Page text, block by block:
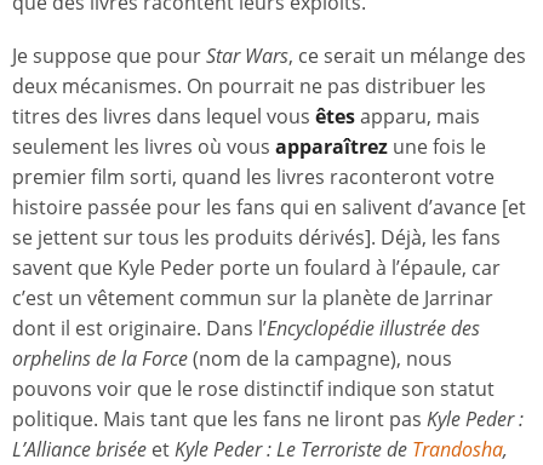
Je suppose que pourStar Wars, ce serait un mélange des
deux mécanismes. On pourrait ne pas distribuer les
titres des livres dans lequel vous êtesapparu, mais
seulement les livres où vous apparaîtrez une fois le
premier film sorti, quand les livres raconteront votre
histoire passée pour les fans qui en salivent d’avance [et
se jettent sur tous les produits dérivés]. Déjà, les fans
savent que Kyle Peder porte un foulard à l’épaule, car
c’est un vêtement commun sur la planète de Jarrinar
dont il est originaire. Dans l’Encyclopédie illustrée des
orphelins de la Force(nom de la campagne), nous
pouvons voir que le rose distinctif indique son statut
politique. Mais tant que les fans ne liront pas Kyle Peder :
L’Alliance brisée etKyle Peder :Le Terroriste de Trandosha,